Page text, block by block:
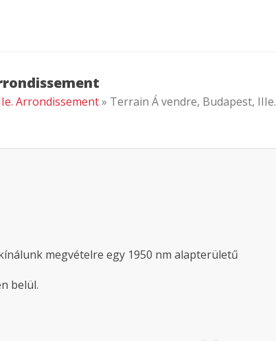
Arrondissement» Terrain Á vendre, Budapest, IIIe.
megvételre egy 1950 nm alapterületű
belül.